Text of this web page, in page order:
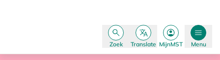
Zoek Translate MijnMST Menu